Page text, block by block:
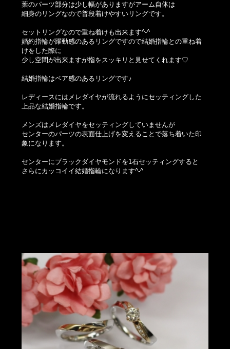
葉のパーツ部分は少し幅がありますがアーム自体は
細身のリングなので普段着けやすいリングです。
セットリングなので重ね着けも出来ます^-^
婚約指輪が躍動感のあるリングですので結婚指輪との重ね着
けをした際に
少し空間が出来ますが指をスッキリと見せてくれます♡
結婚指輪はペア感のあるリングです♪
レディースにはメレダイヤが流れるようにセッティングした
上品な結婚指輪です。
メンズはメレダイヤをセッティングしていませんが
センターのパーツの表面仕上げを変えることで落ち着いた印
象になります。
センターにブラックダイヤモンドを1石セッティングすると
さらにカッコイイ結婚指輪になります^-^